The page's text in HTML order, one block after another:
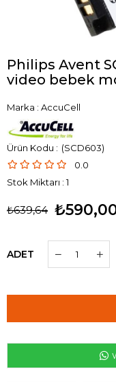
Philips Avent
video bebek
Marka : AccuCell
(SCD603)
0.0
Stok Miktarı : 1
₺639,64
ADET